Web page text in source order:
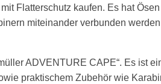
Flatterschutz kaufen. Es hat
miteinander verbunden
ADVENTURE CAPE“. Es ist
praktischem Zubehör wie